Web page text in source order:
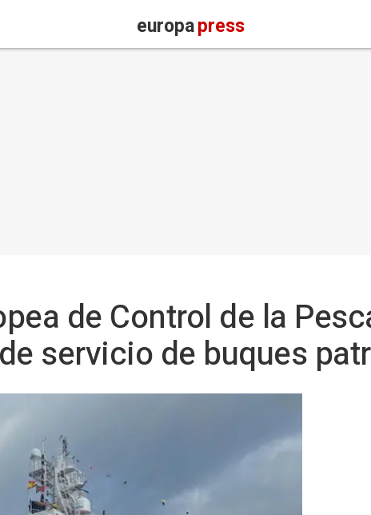
europapress
de Control de la
servicio de buques